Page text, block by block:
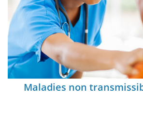
Maladies non